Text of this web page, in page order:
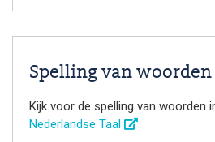
Spelling van woorden
Kijk voor de spelling van woorden
Nederlandse Taal